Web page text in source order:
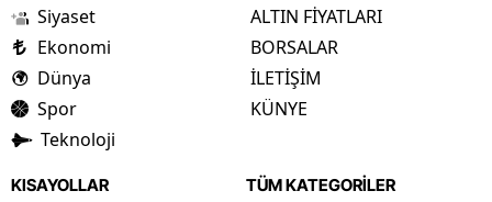
Siyaset
Ekonomi
Dünya
Spor
Teknoloji
ALTIN FİYATLARI
BORSALAR
İLETİŞİM
KÜNYE
KISAYOLLAR TÜM KATEGORİLER